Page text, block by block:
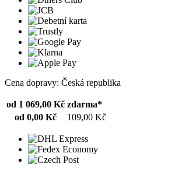
Cena dopravy: Česká republika
od 1 069,00 Kč zdarma*
od 0,00 Kč
109,00 Kč